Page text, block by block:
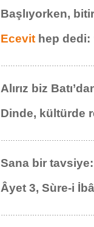
Başlıyorken,
Ecevit hep dedi:
Alırız biz
Dinde, kültürde
Sana bir
Âyet 3, Sùre-i